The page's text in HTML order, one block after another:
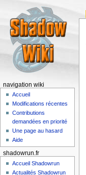
navigation wiki
Accueil
Modifications récentes
Contributions
demandées en priorité
Une page au hasard
Aide
shadowrun.fr
Accueil Shadowrun
Actualités Shadowrun